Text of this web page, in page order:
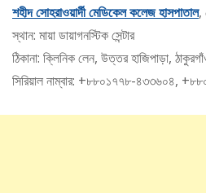
শহীদ সোহরাওয়ার্দী মেডিকেল কলেজ হাসপাতাল,
স্থান: মায়া ডায়াগনস্টিক সেন্টার
ঠিকানা: ক্লিনিক লেন, উত্তর হাজিপাড়া,
সিরিয়াল নাম্বার: +৮৮০১৭৭৮-৪৩৩৬০৪,